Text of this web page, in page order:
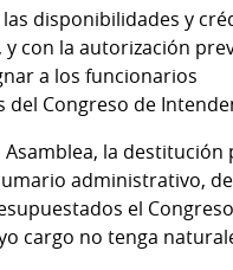
disponibilidades y
con la autorización
a los funcionarios
del Congreso de
la destitución
administrativo,
el
cargo no tenga